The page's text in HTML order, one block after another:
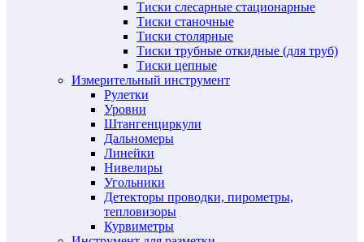
Тиски слесарные стационарные
Тиски станочные
Тиски столярные
Тиски трубные откидные (для труб)
Тиски цепные
Измерительный инструмент
Рулетки
Уровни
Штангенциркули
Дальномеры
Линейки
Нивелиры
Угольники
Детекторы проводки, пирометры,
тепловизоры
Курвиметры